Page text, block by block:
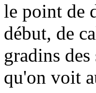
le point de
début, de
gradins
qu'on voit